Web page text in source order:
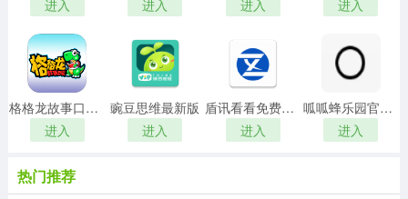
进入
进入
进入
进入
格格龙故事口袋最新免费版
进入
豌豆思维最新版
进入
盾讯看看免费原版
进入
呱呱蜂乐园官方版
进入
热门推荐